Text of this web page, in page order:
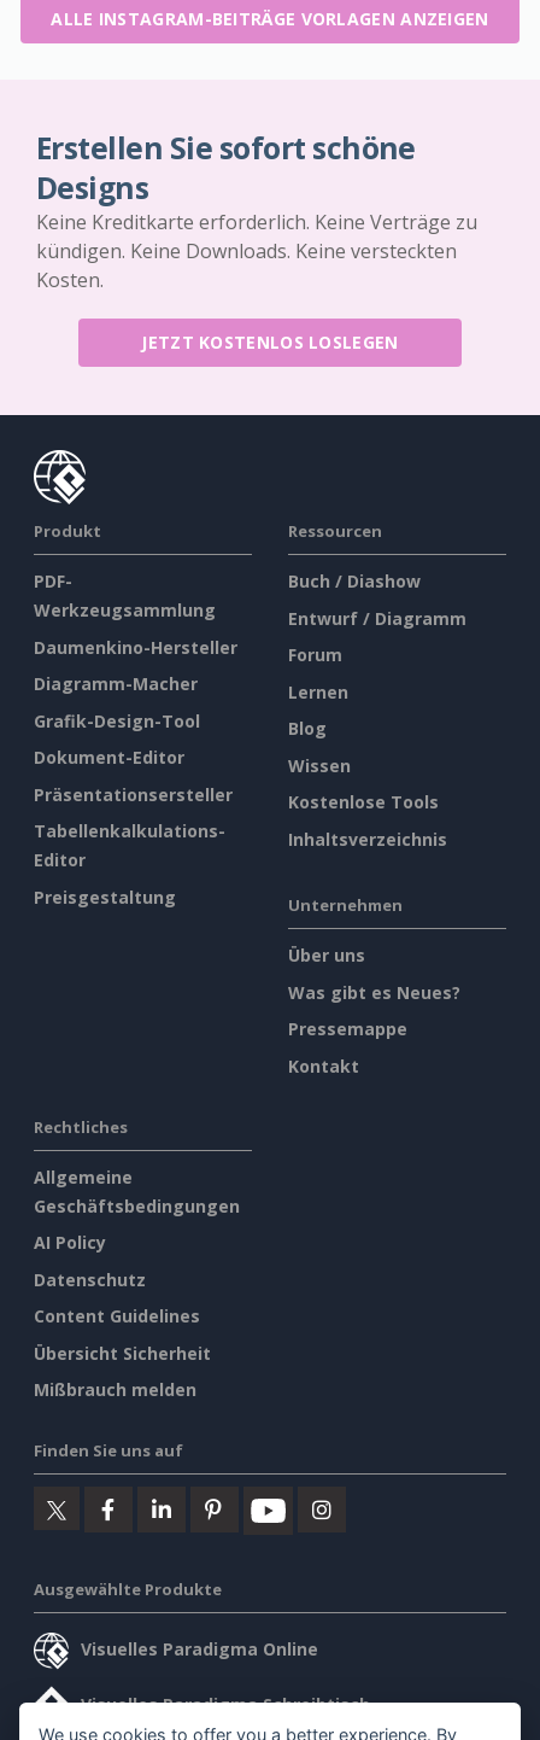
ALLE INSTAGRAM-BEITRÄGE VORLAGEN ANZEIGEN
Erstellen Sie sofort schöne
Designs
Keine Kreditkarte erforderlich. Keine Verträge zu
kündigen. Keine Downloads. Keine versteckten
Kosten.
JETZT KOSTENLOS LOSLEGEN
Produkt
PDF-
Werkzeugsammlung
Daumenkino-Hersteller
Diagramm-Macher
Grafik-Design-Tool
Dokument-Editor
Präsentationsersteller
Tabellenkalkulations-
Editor
Preisgestaltung
Ressourcen
Buch / Diashow
Entwurf / Diagramm
Forum
Lernen
Blog
Wissen
Kostenlose Tools
Inhaltsverzeichnis
Unternehmen
Über uns
Was gibt es Neues?
Pressemappe
Kontakt
Rechtliches
Allgemeine
Geschäftsbedingungen
AI Policy
Datenschutz
Content Guidelines
Übersicht Sicherheit
Mißbrauch melden
Finden Sie uns auf
Ausgewählte Produkte
Visuelles Paradigma Online
Visuelles Paradigma Schreibtisch
We use cookies to offer you a better experience. By